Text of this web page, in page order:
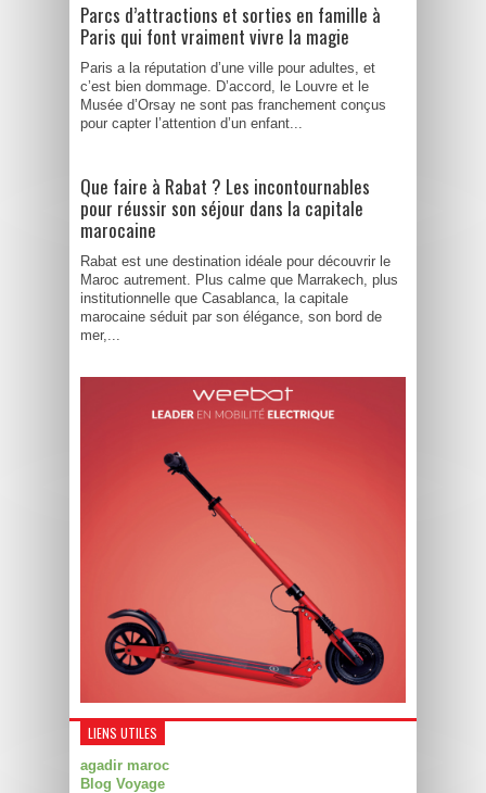
Parcs d’attractions et sorties en famille à
Paris qui font vraiment vivre la magie
Paris a la réputation d’une ville pour adultes, et
c’est bien dommage. D’accord, le Louvre et le
Musée d’Orsay ne sont pas franchement conçus
pour capter l’attention d’un enfant...
Que faire à Rabat ? Les incontournables
pour réussir son séjour dans la capitale
marocaine
Rabat est une destination idéale pour découvrir le
Maroc autrement. Plus calme que Marrakech, plus
institutionnelle que Casablanca, la capitale
marocaine séduit par son élégance, son bord de
mer,...
LIENS UTILES
agadir maroc
Blog Voyage